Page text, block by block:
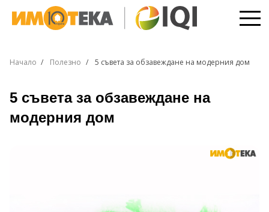
Начало Полезно 5 съвета за обзавеждане на модерния дом
5 съвета за обзавеждане на
модерния дом